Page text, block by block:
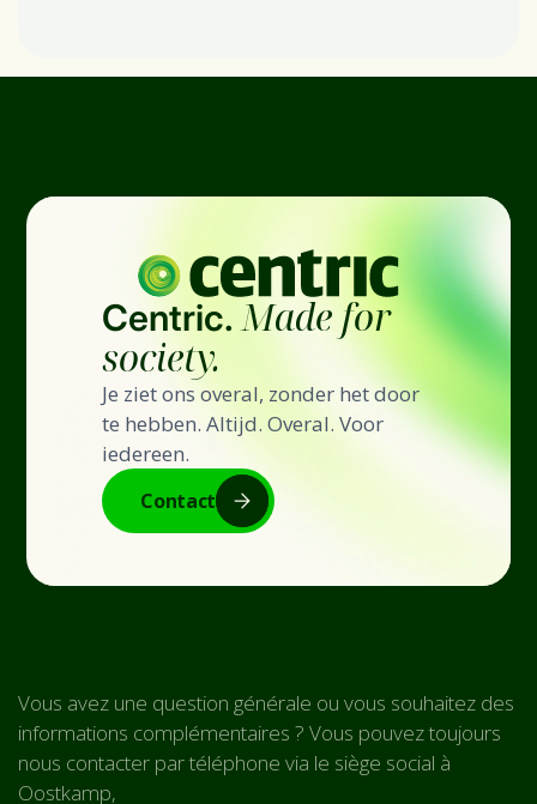
Centric.Made for
society.
Je ziet ons overal, zonder het door
te hebben. Altijd. Overal. Voor
iedereen.
Contact
Vous avez une question générale ou vous souhaitez des
informations complémentaires ? Vous pouvez toujours
nous contacter par téléphone via le siège social à
Oostkamp,